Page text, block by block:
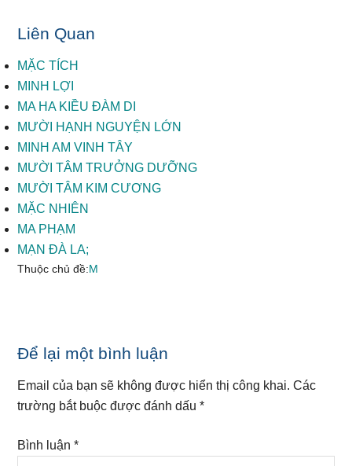
Liên Quan
MẶC TÍCH
MINH LỢI
MA HA KIỀU ĐÀM DI
MƯỜI HẠNH NGUYỆN LỚN
MINH AM VINH TÂY
MƯỜI TÂM TRƯỞNG DƯỠNG
MƯỜI TÂM KIM CƯƠNG
MẶC NHIÊN
MA PHẠM
MẠN ĐÀ LA;
Thuộc chủ đề:M
Reader
Interactions
Để lại một bình luận
Email của bạn sẽ không được hiển thị công khai. Các
trường bắt buộc được đánh dấu*
Bình luận*